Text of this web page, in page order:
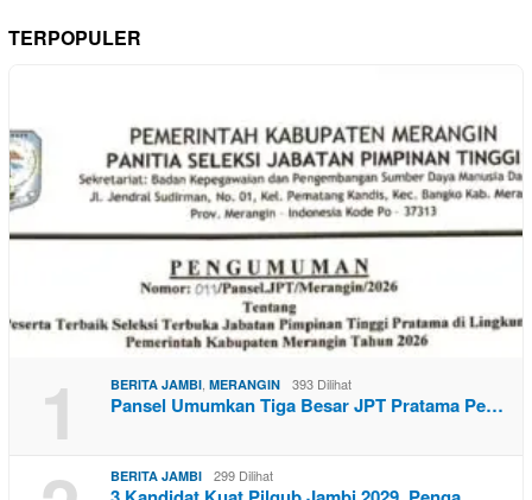
TERPOPULER
1 BERITA JAMBI, MERANGIN 393 Dilihat
Pansel Umumkan Tiga Besar JPT Pratama Pe…
BERITA JAMBI 299 Dilihat